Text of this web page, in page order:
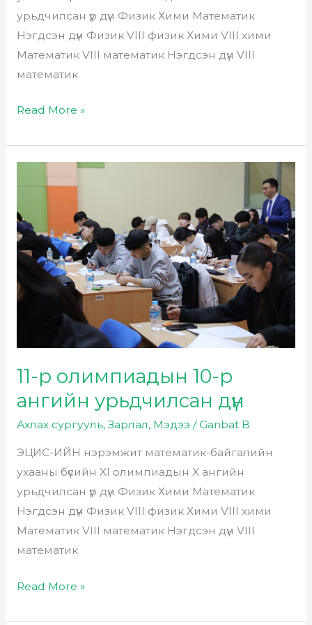
урьдчилсан үр дүн Физик Хими Математик
Нэгдсэн дүн Физик VIII физик Хими VIII хими
Математик VIII математик Нэгдсэн дүн VIII
математик
Read More »
11-р олимпиадын 10-р
ангийн урьдчилсан дүн
Ахлах сургууль, Зарлал, Мэдээ /Ganbat B
ЭЦИС-ИЙН нэрэмжит математик-байгалийн
ухааны бүсийн XI олимпиадын X ангийн
урьдчилсан үр дүн Физик Хими Математик
Нэгдсэн дүн Физик VIII физик Хими VIII хими
Математик VIII математик Нэгдсэн дүн VIII
математик
олимпиадын
10-
р
ангийн
урьдчилсан
Read More »